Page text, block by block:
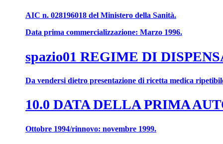
AIC n. 028196018 del Ministero della Sanità.
Data prima commercializzazione: Marzo 1996.
spazio01 REGIME DI
Da vendersi dietro presentazione di ricetta medica
10.0 DATA DELLA PRIMA
Ottobre 1994/rinnovo: novembre 1999.